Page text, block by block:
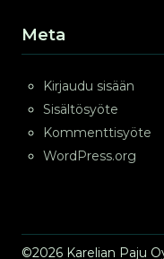
Meta
Kirjaudu sisään
Sisältösyöte
Kommenttisyöte
WordPress.org
©2026 Karelian Paju